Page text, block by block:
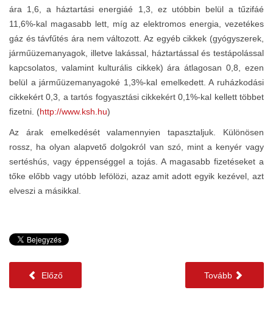
ára 1,6, a háztartási energiáé 1,3, ez utóbbin belül a tűzifáé
11,6%-kal magasabb lett, míg az elektromos energia, vezetékes
gáz és távfűtés ára nem változott. Az egyéb cikkek (gyógyszerek,
járműüzemanyagok, illetve lakással, háztartással és testápolással
kapcsolatos, valamint kulturális cikkek) ára átlagosan 0,8, ezen
belül a járműüzemanyagoké 1,3%-kal emelkedett. A ruházkodási
cikkekért 0,3, a tartós fogyasztási cikkekért 0,1%-kal kellett többet
fizetni. (http://www.ksh.hu)
Az árak emelkedését valamennyien tapasztaljuk. Különösen
rossz, ha olyan alapvető dolgokról van szó, mint a kenyér vagy
sertéshús, vagy éppenséggel a tojás. A magasabb fizetéseket a
tőke előbb vagy utóbb lefölözi, azaz amit adott egyik kezével, azt
elveszi a másikkal.
Előző Tovább